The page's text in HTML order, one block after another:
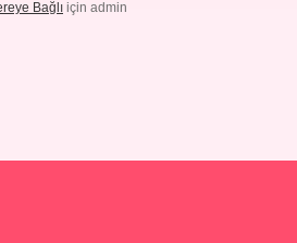
Bağlı için admin